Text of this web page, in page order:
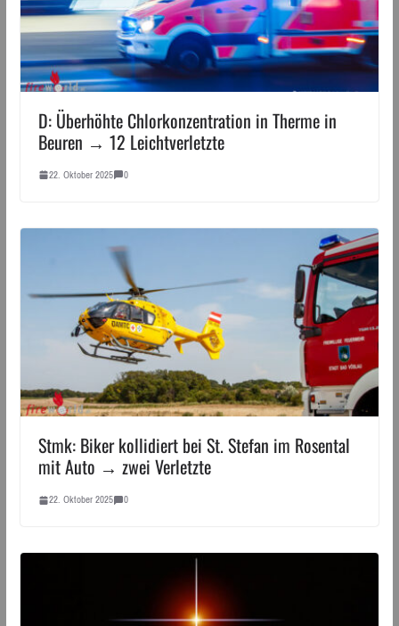
D: Überhöhte Chlorkonzentration in Therme in
Beuren → 12 Leichtverletzte
22. Oktober 2025 0
Stmk: Biker kollidiert bei St. Stefan im Rosental
mit Auto → zwei Verletzte
22. Oktober 2025 0